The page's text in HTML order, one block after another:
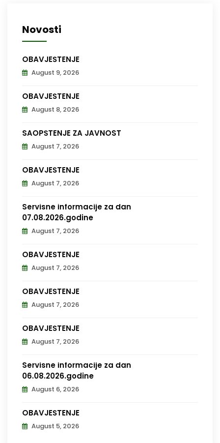
Novosti
OBAVJEŠTENJE
August 9, 2026
OBAVJEŠTENJE
August 8, 2026
SAOPŠTENJE ZA JAVNOST
August 7, 2026
OBAVJEŠTENJE
August 7, 2026
Servisne informacije za dan
07.08.2026.godine
August 7, 2026
OBAVJEŠTENJE
August 7, 2026
OBAVJEŠTENJE
August 7, 2026
OBAVJEŠTENJE
August 7, 2026
Servisne informacije za dan
06.08.2026.godine
August 6, 2026
OBAVJEŠTENJE
August 5, 2026